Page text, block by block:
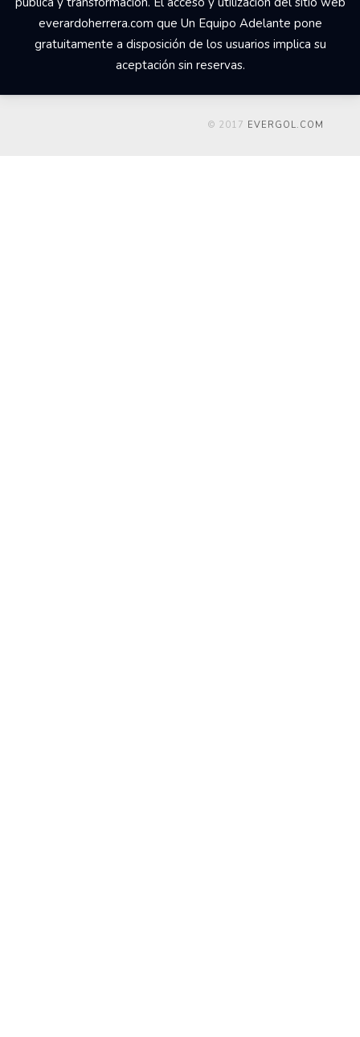
everardoherrera.com que Un Equipo Adelante pone
gratuitamente a disposición de los usuarios implica su
aceptación sin reservas.
© 2017 EVERGOL.COM